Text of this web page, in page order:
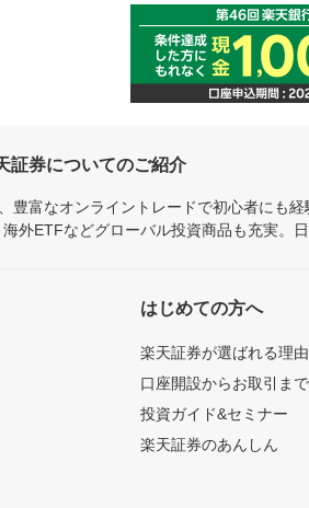
証券についてのご紹介
豊富なオンライントレードで初心者にも
外ETFなどグローバル投資商品も充実。
はじめての方へ
楽天証券が選ばれる理由
口座開設からお取引ま
投資ガイド&セミナー
楽天証券のあんしん